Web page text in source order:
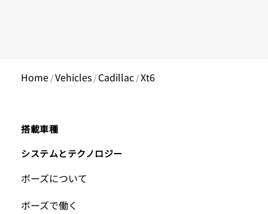
Home /Vehicles/ Cadillac/Xt6
Main
Footer
Menu
搭載車種
システムとテクノロジー
Footer
ボーズについて
ボーズで働く